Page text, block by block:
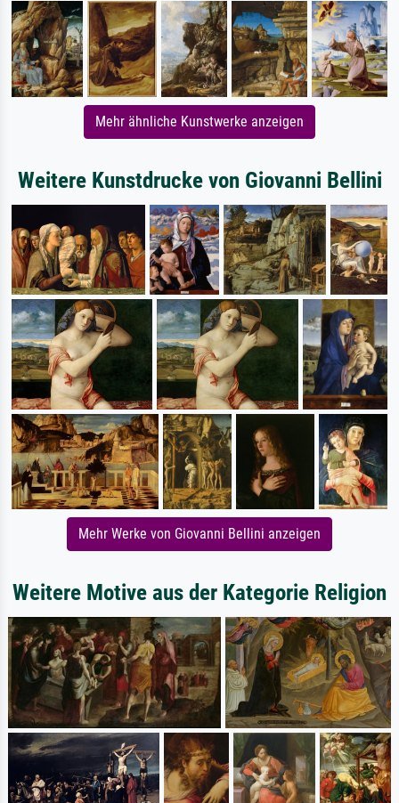
Mehr ähnliche Kunstwerke anzeigen
Weitere Kunstdrucke von Giovanni Bellini
Mehr Werke von Giovanni Bellini anzeigen
Weitere Motive aus der Kategorie Religion